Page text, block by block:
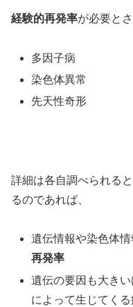
経験的再発率が必要と
多因子病
染色体異常
先天性奇形
詳細は各自調べられる
るのであれば、
遺伝情報や染色体
再発率
遺伝の要因も大き
によって生じて